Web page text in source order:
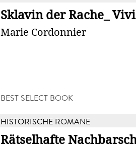
Sklavin der Rache_
Marie Cordonnier
BEST SELECT BOOK
HISTORISCHE ROMANE
Rätselhafte